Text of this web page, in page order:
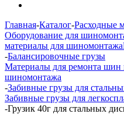
Главная-Каталог-Расходные
Оборудование для
материалы для шиномонтажа
-Балансировочные грузы
Материалы для ремонта шин
шиномонтажа
-Забивные грузы для
Забивные грузы для
-Грузик 40г для стальных